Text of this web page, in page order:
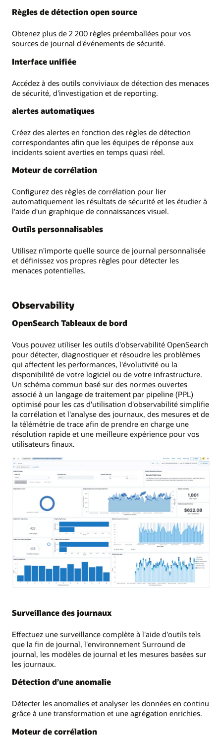
Règles de détection open source
Obtenez plus de 2 200 règles préemballées pour vos
sources de journal d'événements de sécurité.
Interface unifiée
Accédez à des outils conviviaux de détection des menaces
de sécurité, d'investigation et de reporting.
alertes automatiques
Créez des alertes en fonction des règles de détection
correspondantes afin que les équipes de réponse aux
incidents soient averties en temps quasi réel.
Moteur de corrélation
Configurez des règles de corrélation pour lier
automatiquement les résultats de sécurité et les étudier à
l'aide d'un graphique de connaissances visuel.
Outils personnalisables
Utilisez n'importe quelle source de journal personnalisée
et définissez vos propres règles pour détecter les
menaces potentielles.
Observability
OpenSearch Tableaux de bord
Vous pouvez utiliser les outils d'observabilité OpenSearch
pour détecter, diagnostiquer et résoudre les problèmes
qui affectent les performances, l'évolutivité ou la
disponibilité de votre logiciel ou de votre infrastructure.
Un schéma commun basé sur des normes ouvertes
associé à un langage de traitement par pipeline (PPL)
optimisé pour les cas d'utilisation d'observabilité simplifie
la corrélation et l'analyse des journaux, des mesures et de
la télémétrie de trace afin de prendre en charge une
résolution rapide et une meilleure expérience pour vos
utilisateurs finaux.
Surveillance des journaux
Effectuez une surveillance complète à l'aide d'outils tels
que la fin de journal, l'environnement Surround de
journal, les modèles de journal et les mesures basées sur
les journaux.
Détection d’une anomalie
Détecter les anomalies et analyser les données en continu
grâce à une transformation et une agrégation enrichies.
Moteur de corrélation